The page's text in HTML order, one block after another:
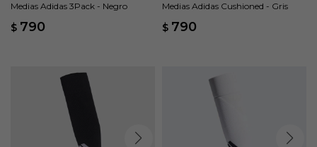
Medias Adidas 3Pack - Negro
$ 790
Medias Adidas Cushioned - Gris
$ 790